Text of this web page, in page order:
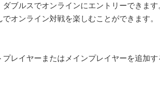
ブルスでオンラインにエントリーできま
オンライン対戦を楽しむことができます。
レイヤーまたはメインプレイヤーを追加